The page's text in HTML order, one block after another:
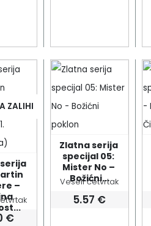
ZALIHI
–
€
Zlatna serija
specijal 05:
Mister No –
Božićni...
Veseli četvrtak
5.57 €